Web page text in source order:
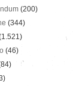
(200)
(344)
(46)